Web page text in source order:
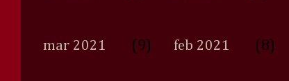
mar 2021 (9) feb 2021 (8)